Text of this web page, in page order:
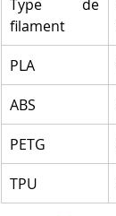
Type de
filament
PLA
ABS
PETG
TPU